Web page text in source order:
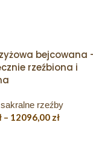
bejcowana
rzeźbiona i
rzeźby
– 12096,00 zł